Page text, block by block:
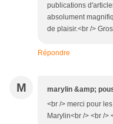
publications
absolument
de plaisir.<br />
Répondre
M marylin &amp;
<br /> merci pour
Marylin<br /> <br />